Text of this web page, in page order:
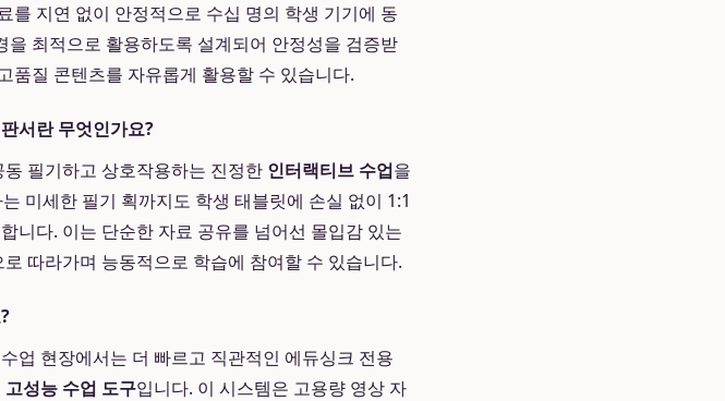
를 지연 없이 안정적으로 수십 명의 학생 기기에 동
최적으로 활용하도록 설계되어 안정성을 검증받
품질 콘텐츠를 자유롭게 활용할 수 있습니다.
서란 무엇인가요?
필기하고 상호작용하는 진정한 인터랙티브 수업을
미세한 필기 획까지도 학생 태블릿에 손실 없이 1:1
니다. 이는 단순한 자료 공유를 넘어선 몰입감 있는
따라가며 능동적으로 학습에 참여할 수 있습니다.
업 현장에서는 더 빠르고 직관적인 에듀싱크 전용
고성능 수업 도구입니다. 이 시스템은 고용량 영상 자